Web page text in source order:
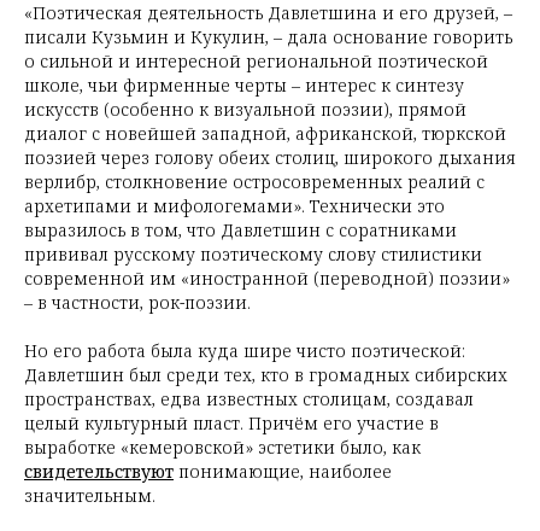
«Поэтическая деятельность Давлетшина и его друзей, –
писали Кузьмин и Кукулин, – дала основание говорить
о сильной и интересной региональной поэтической
школе, чьи фирменные черты – интерес к синтезу
искусств (особенно к визуальной поэзии), прямой
диалог с новейшей западной, африканской, тюркской
поэзией через голову обеих столиц, широкого дыхания
верлибр, столкновение остросовременных реалий с
архетипами и мифологемами». Технически это
выразилось в том, что Давлетшин с соратниками
прививал русскому поэтическому слову стилистики
современной им «иностранной (переводной) поэзии»
– в частности, рок-поэзии.
Но его работа была куда шире чисто поэтической:
Давлетшин был среди тех, кто в громадных сибирских
пространствах, едва известных столицам, создавал
целый культурный пласт. Причём его участие в
выработке «кемеровской» эстетики было, как
свидетельствуют понимающие, наиболее
значительным.